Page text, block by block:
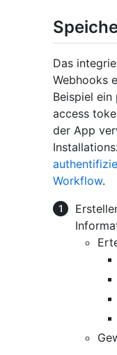
Das
Webhooks
Beispiel
access
der App
Workflow.